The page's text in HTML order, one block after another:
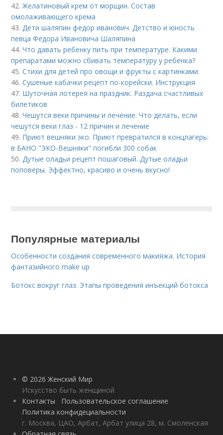
42.Желатиновый крем от морщин. Состав
омолаживающего крема
43. Дети шаляпин федор иванович. Детство и юность
певца Федора Ивановича Шаляпина
44.Что давать ребенку пить при температуре. Какими
препаратами можно сбивать температуру у ребенка?
45.Стихи для детей про овощи и фрукты с картинками.
46.Сушеные кабачки рецепт по-корейски. Инструкция
47. Шуточная лотерея на праздник. Раздача счастливых
билетиков
48.Чешутся веки причины и лечение. Что делать, если
чешутся веки глаз - 12 причин и лечение
49. Приют вешняки эко. Приют превратился в концлагерь:
в БАНО "ЭКО-Вешняки" погибли 300 собак
50. Дутые оладьи рецепт пошаговый. Дутые оладьи
поповеры. Эффектно, красиво и очень вкусно!
Популярные материалы
Особенности создания современного макияжа. История
фантазийного make up
Ботокс вокруг глаз. Этапы проведения инъекций ботокса
© 2026 Женский Мир
Искусство быть женщиной
Контакты
Пользовательское соглашение
Политика конфидециальности
г. Москва, ЦАО, Арбат, Арбат улица 28, м. Смоленская